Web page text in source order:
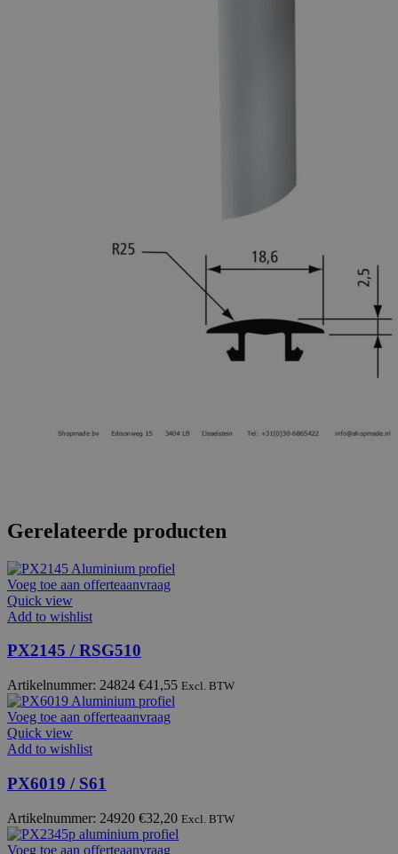
Gerelateerde producten
Voeg toe aan offerteaanvraag
Quick view
Add to wishlist
PX2145 / RSG510
Artikelnummer: 24824 €41,55 Excl. BTW
Voeg toe aan offerteaanvraag
Quick view
Add to wishlist
PX6019 / S61
Artikelnummer: 24920 €32,20 Excl. BTW
Voeg toe aan offerteaanvraag